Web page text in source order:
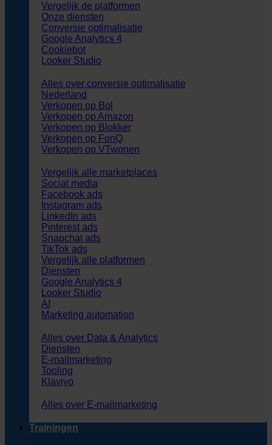
Vergelijk de platformen
Onze diensten
Conversie optimalisatie
Google Analytics 4
Cookiebot
Looker Studio
Alles over conversie optimalisatie
Nederland
Verkopen op Bol
Verkopen op Amazon
Verkopen op Blokker
Verkopen op FonQ
Verkopen op VTwonen
Vergelijk alle marketplaces
Social media
Facebook ads
Instagram ads
LinkedIn ads
Pinterest ads
Snapchat ads
TikTok ads
Vergelijk alle platformen
Diensten
Google Analytics 4
Looker Studio
AI
Marketing automation
Alles over Data & Analytics
Diensten
E-mailmarketing
Tooling
Klaviyo
Alles over E-mailmarketing
Trainingen